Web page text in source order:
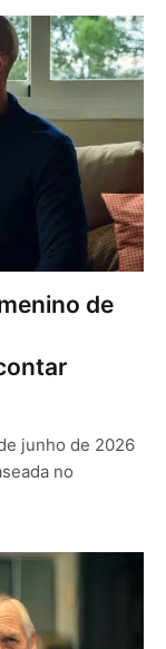
de
junho de 2026
no